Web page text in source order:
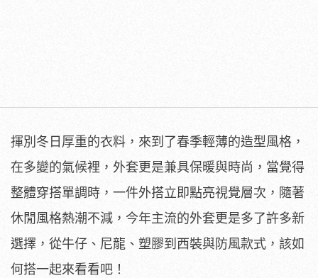
揮別冬日厚重的衣料，來到了春季輕薄的造型風格，
在多變的氣候裡，外套更是兼具保暖與時尚，當覺得
整體穿搭單調時，一件外搭立即點亮視覺層次，隨著
休閒風格熱潮不減，今年主流的外套更是多了許多新
選擇，從牛仔、尼龍、塑膠到西裝與防風款式，該如
何搭一起來看看吧！